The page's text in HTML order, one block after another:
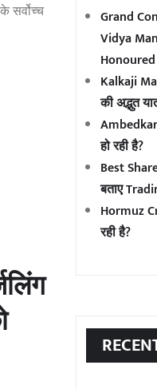
सर्वोच्च
Grand
Vidya
Honoured
Kalkaji
की अद्भुत
हो रही है?
Best
बताए
Hormuz
रही है?